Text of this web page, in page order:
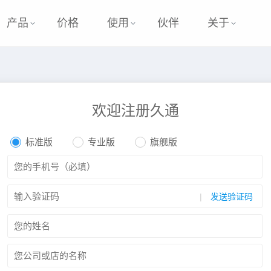
产品 价格 使用 伙伴 关于
欢迎注册久通
标准版 专业版 旗舰版
发送验证码